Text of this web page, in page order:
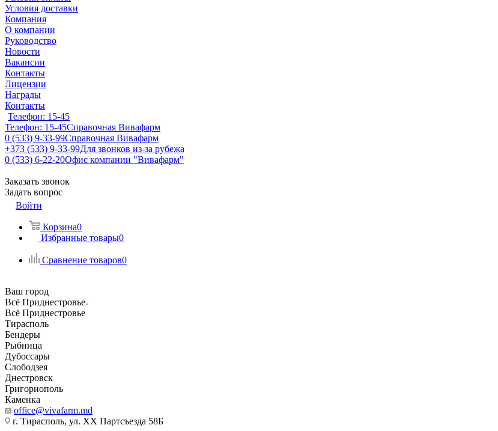
Условия доставки
Компания
О компании
Руководство
Новости
Вакансии
Контакты
Лицензии
Награды
Контакты
Телефон: 15-45
Телефон: 15-45Справочная Вивафарм
0 (533) 9-33-99Справочная Вивафарм
+373 (533) 9-33-99Для звонков из-за рубежа
0 (533) 6-22-20Офис компании "Вивафарм"
Заказать звонок
Задать вопрос
Войти
Корзина0
Избранные товары0
Сравнение товаров0
Ваш город
Всё Приднестровье
Всё Приднестровье
Тирасполь
Бендеры
Рыбница
Дубоссары
Слободзея
Днестровск
Григориополь
Каменка
office@vivafarm.md
г. Тирасполь, ул. ХХ Партсъезда 58Б